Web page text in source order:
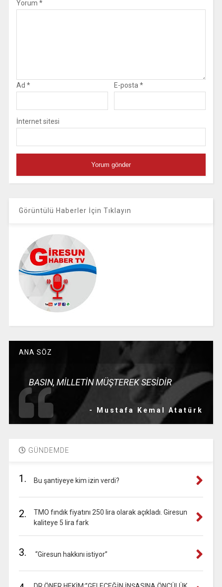
Yorum *
Ad * E-posta *
İnternet sitesi
Görüntülü Haberler İçin Tıklayın
ANA SÖZ
BASIN, MİLLETİN MÜŞTEREK SESİDİR
- Mustafa Kemal Atatürk
GÜNDEMDE
1. Bu şantiyeye kim izin verdi?
2.
TMO fındık fiyatını 250 lira olarak açıkladı. Giresun
kaliteye 5 lira fark
3. “Giresun hakkını istiyor”